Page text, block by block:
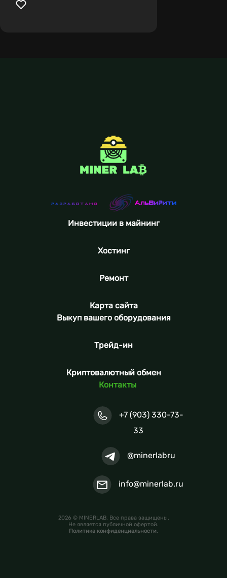
Инвестиции в майнинг
Хостинг
Ремонт
Карта сайта
Выкуп вашего оборудования
Трейд-ин
Криптовалютный обмен
Контакты
+7 (903) 330-73-
33
@minerlabru
info@minerlab.ru
2026 © MINERLAB. Все права защищены.
Не является публичной офертой.
Политика конфиденциальности.